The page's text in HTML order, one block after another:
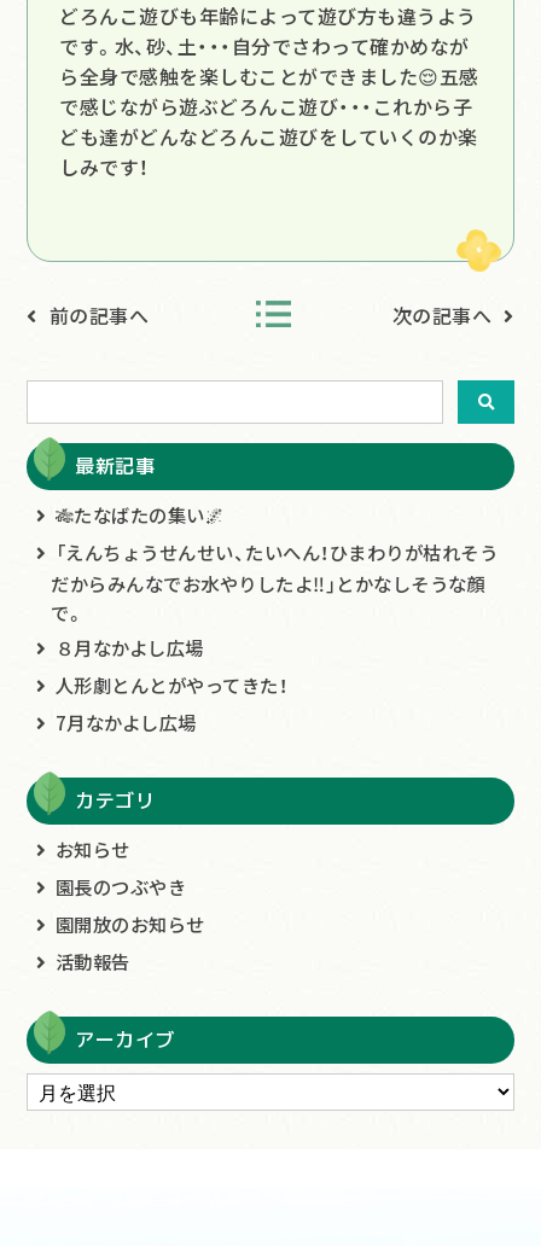
どろんこ遊びも年齢によって遊び方も違うよう
です。水、砂、土・・・自分でさわって確かめなが
ら全身で感触を楽しむことができました😌五感
で感じながら遊ぶどろんこ遊び・・・これから子
ども達がどんなどろんこ遊びをしていくのか楽
しみです！
前の記事へ 次の記事へ
最新記事
🎋たなばたの集い🌌
「えんちょうせんせい、たいへん！ひまわりが枯れそう
だからみんなでお水やりしたよ‼」とかなしそうな顔
で。
８月なかよし広場
人形劇とんとがやってきた！
7月なかよし広場
カテゴリ
お知らせ
園長のつぶやき
園開放のお知らせ
活動報告
アーカイブ